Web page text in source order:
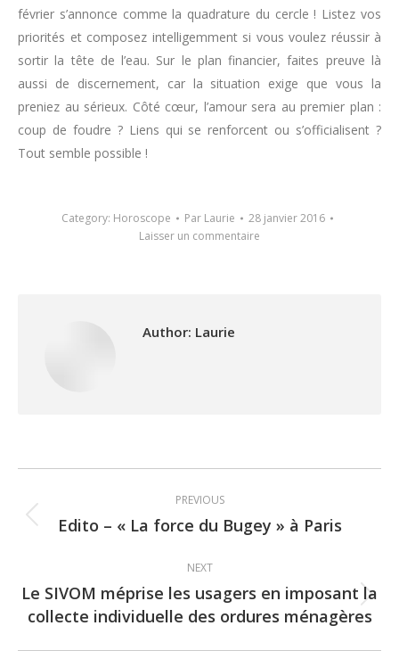
février s’annonce comme la quadrature du cercle ! Listez vos
priorités et composez intelligemment si vous voulez réussir à
sortir la tête de l’eau. Sur le plan financier, faites preuve là
aussi de discernement, car la situation exige que vous la
preniez au sérieux. Côté cœur, l’amour sera au premier plan :
coup de foudre ? Liens qui se renforcent ou s’officialisent ?
Tout semble possible !
Category: Horoscope Par Laurie
28 janvier 2016
Laisser un commentaire
Author: Laurie
navigation
PREVIOUS
Previous
Edito – « La force du Bugey » à Paris
NEXT
Next
post:
Le SIVOM méprise les usagers en imposant la
collecte individuelle des ordures ménagères